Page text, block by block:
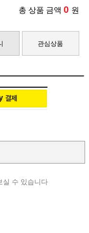
총 상품 금액 0 원
관심상품
실 수 있습니다